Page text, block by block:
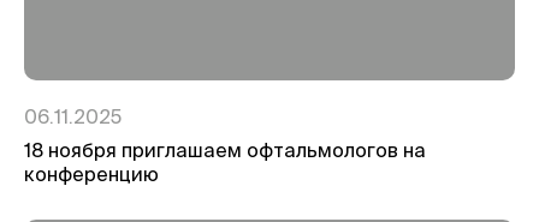
06.11.2025
18 ноября приглашаем офтальмологов на
конференцию